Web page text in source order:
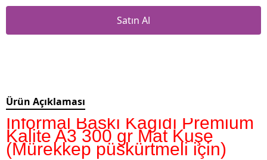
Satın Al
Ürün Açıklaması
İnformal Baskı Kağıdı Premium
Kalite A3 300 gr Mat Kuşe
(Mürekkep püskürtmeli için)